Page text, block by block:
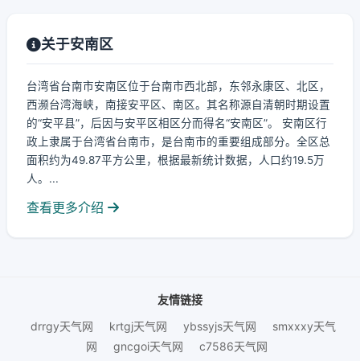
关于安南区
台湾省台南市安南区位于台南市西北部，东邻永康区、北区，
西濒台湾海峡，南接安平区、南区。其名称源自清朝时期设置
的“安平县”，后因与安平区相区分而得名“安南区”。 安南区行
政上隶属于台湾省台南市，是台南市的重要组成部分。全区总
面积约为49.87平方公里，根据最新统计数据，人口约19.5万
人。...
查看更多介绍
友情链接
drrgy天气网
krtgj天气网 ybssyjs天气网
smxxxy天气
网
gncgoi天气网 c7586天气网